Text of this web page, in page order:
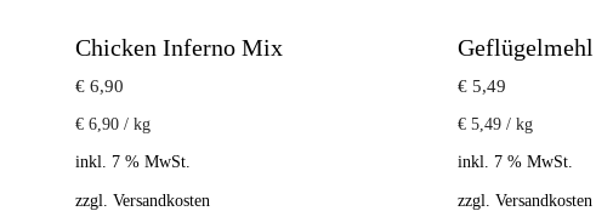
Chicken Inferno Mix
€ 6,90
€ 6,90 / kg
inkl. 7 % MwSt.
zzgl. Versandkosten
Geflügelmehl
€ 5,49
€ 5,49 /kg
inkl. 7 % MwSt.
zzgl.Versandkosten